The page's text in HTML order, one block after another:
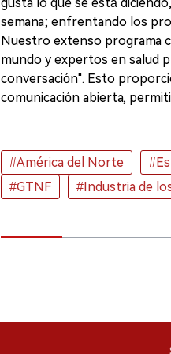
semana; enfrentando los
Nuestro extenso programa
mundo y expertos en salud
conversación". Esto
comunicación abierta,
#América del Norte
#GTNF
#Industria de